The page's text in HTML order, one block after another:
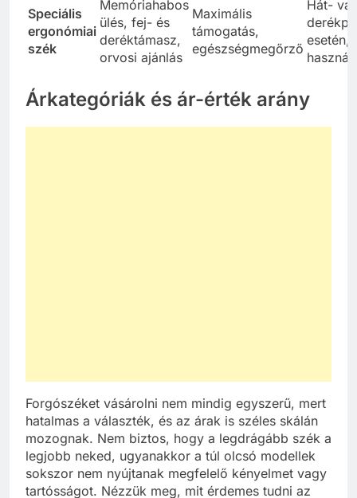
Speciális
ergonómiai
szék
Memóriahabos
ülés, fej- és
deréktámasz,
orvosi ajánlás
Maximális
támogatás,
egészségmegőrző
Hát-
esetén,
Árkategóriák és ár-érték arány
Forgószéket vásárolni nem mindig egyszerű, mert
hatalmas a választék, és az árak is széles skálán
mozognak. Nem biztos, hogy a legdrágább szék a
legjobb neked, ugyanakkor a túl olcsó modellek
sokszor nem nyújtanak megfelelő kényelmet vagy
tartósságot. Nézzük meg, mit érdemes tudni az